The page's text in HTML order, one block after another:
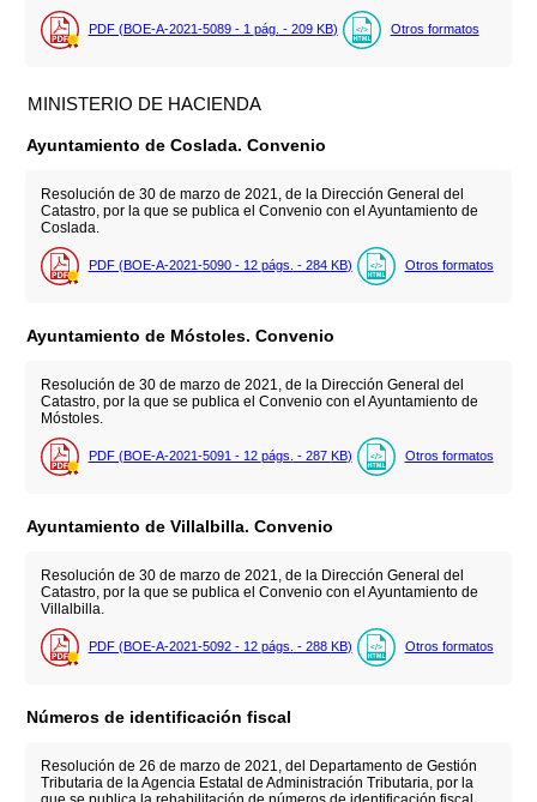
PDF (BOE-A-2021-5089 - 1 pág. - 209 KB) Otros formatos
MINISTERIO DE HACIENDA
Ayuntamiento de Coslada. Convenio
Resolución de 30 de marzo de 2021, de la Dirección General del
Catastro, por la que se publica el Convenio con el Ayuntamiento de
Coslada.
PDF (BOE-A-2021-5090 - 12 págs. - 284 KB) Otros formatos
Ayuntamiento de Móstoles. Convenio
Resolución de 30 de marzo de 2021, de la Dirección General del
Catastro, por la que se publica el Convenio con el Ayuntamiento de
Móstoles.
PDF (BOE-A-2021-5091 - 12 págs. - 287 KB) Otros formatos
Ayuntamiento de Villalbilla. Convenio
Resolución de 30 de marzo de 2021, de la Dirección General del
Catastro, por la que se publica el Convenio con el Ayuntamiento de
Villalbilla.
PDF (BOE-A-2021-5092 - 12 págs. - 288 KB) Otros formatos
Números de identificación fiscal
Resolución de 26 de marzo de 2021, del Departamento de Gestión
Tributaria de la Agencia Estatal de Administración Tributaria, por la